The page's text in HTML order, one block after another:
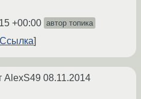
+00:00 автор топика
Ссылка
AlexS49 08.11.2014